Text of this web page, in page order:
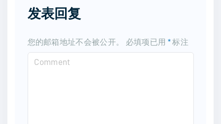
发表回复
您的邮箱地址不会被公开。 必填项已用 *标注